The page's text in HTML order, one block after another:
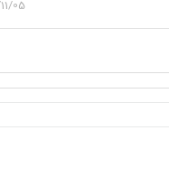
05